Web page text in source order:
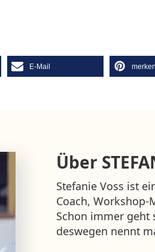
E-Mail merken
Über
Stefanie Voss ist
Coach,
Schon immer geht
deswegen nennt